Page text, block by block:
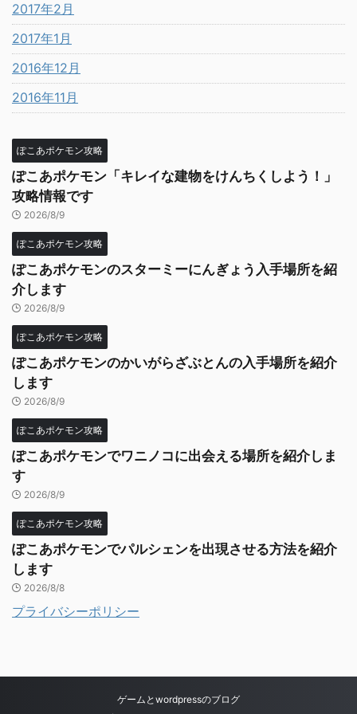
2017年2月
2017年1月
2016年12月
2016年11月
ぽこあポケモン攻略
ぽこあポケモン「キレイな建物をけんちくしよう！」
攻略情報です
2026/8/9
ぽこあポケモン攻略
ぽこあポケモンのスターミーにんぎょう入手場所を紹
介します
2026/8/9
ぽこあポケモン攻略
ぽこあポケモンのかいがらざぶとんの入手場所を紹介
します
2026/8/9
ぽこあポケモン攻略
ぽこあポケモンでワニノコに出会える場所を紹介しま
す
2026/8/9
ぽこあポケモン攻略
ぽこあポケモンでパルシェンを出現させる方法を紹介
します
2026/8/8
プライバシーポリシー
ゲームとwordpressのブログ